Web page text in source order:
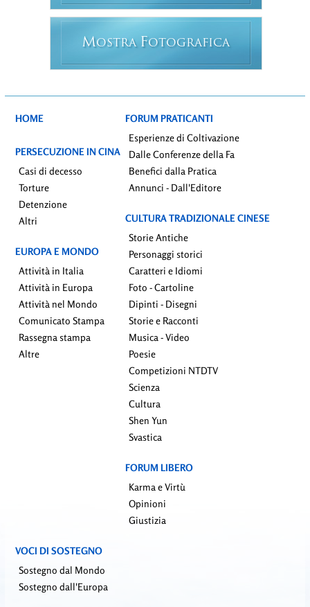
MOSTRA FOTOGRAFICA
HOME
PERSECUZIONE IN CINA
Casi di decesso
Torture
Detenzione
Altri
EUROPA E MONDO
Attività in Italia
Attività in Europa
Attività nel Mondo
Comunicato Stampa
Rassegna stampa
Altre
FORUM PRATICANTI
Esperienze di Coltivazione
Dalle Conferenze della Fa
Benefici dalla Pratica
Annunci - Dall'Editore
CULTURA TRADIZIONALE CINESE
Storie Antiche
Personaggi storici
Caratteri e Idiomi
Foto - Cartoline
Dipinti - Disegni
Storie e Racconti
Musica - Video
Poesie
Competizioni NTDTV
Scienza
Cultura
Shen Yun
Svastica
FORUM LIBERO
Karma e Virtù
Opinioni
Giustizia
VOCI DI SOSTEGNO
Sostegno dal Mondo
Sostegno dall'Europa